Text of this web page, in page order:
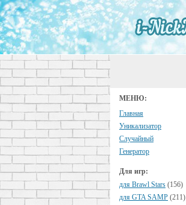
МЕНЮ:
Главная
Уникализатор
Случайный
Генератор
Для игр:
для Brawl Stars (156)
для GTA SAMP (211)